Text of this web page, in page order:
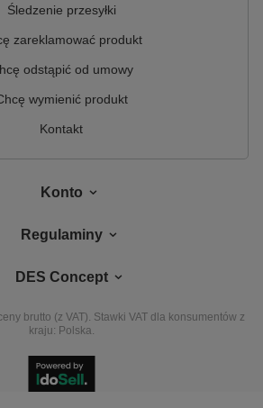
Śledzenie przesyłki
zareklamować produkt
odstąpić od umowy
wymienić produkt
Kontakt
Konto
Regulaminy
DES Concept
brutto (z VAT). Stawki VAT dla konsumentów z
kraju: Polska.